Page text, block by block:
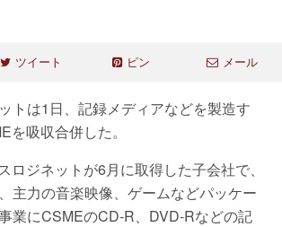
ツイート ピン メール
トは1日、記録メディアなどを製造す
を吸収合併した。
ロジネットが6月に取得した子会社で、
主力の音楽映像、ゲームなどパッケー
業にCSMEのCD-R、DVD-Rなどの記